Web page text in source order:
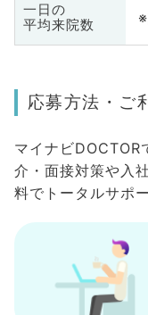
一日の
平均来院数
応募方法・ご
マイナビDOCTOR
介・面接対策や入
料でトータルサポ